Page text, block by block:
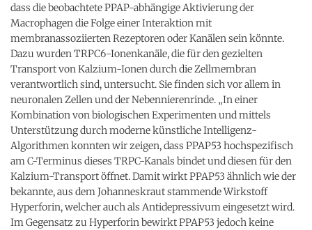
dass die beobachtete PPAP-abhängige Aktivierung der
Macrophagen die Folge einer Interaktion mit
membranassoziierten Rezeptoren oder Kanälen sein könnte.
Dazu wurden TRPC6-Ionenkanäle, die für den gezielten
Transport von Kalzium-Ionen durch die Zellmembran
verantwortlich sind, untersucht. Sie finden sich vor allem in
neuronalen Zellen und der Nebennierenrinde. „In einer
Kombination von biologischen Experimenten und mittels
Unterstützung durch moderne künstliche Intelligenz-
Algorithmen konnten wir zeigen, dass PPAP53 hochspezifisch
am C-Terminus dieses TRPC-Kanals bindet und diesen für den
Kalzium-Transport öffnet. Damit wirkt PPAP53 ähnlich wie der
bekannte, aus dem Johanneskraut stammende Wirkstoff
Hyperforin, welcher auch als Antidepressivum eingesetzt wird.
Im Gegensatz zu Hyperforin bewirkt PPAP53 jedoch keine